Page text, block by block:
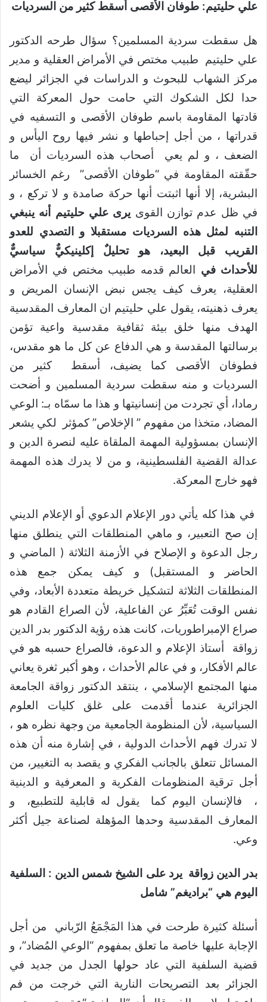
علي حليتيم: طوفان الأقصى أسقط كثير من السرديات
هل سقطت سردية المسلمين؟ سؤال طرحه الدكتور
علي حليتيم طبيب مختص في الأمراض العقلية و مدير
مركز الشهاب للبحوث و الدراسات في الجزائر ليضع
حدا لكل الشكوك التي حامت حول المعركة التي
قادتها المقاومة باسم طوفان الأقصى و التسفيه في
قدراتها ، من أجل إحباطها و نشر فيها روح اليأس و
الضعف ، و لم يعي أصحاب هذه السرديات أن ما
حقّقته المقاومة في “طوفان الأقصى” رغم الخسائر
البشرية، إلا أنها اثبتت أنها حركة صامدة و لا تركع ، و
في ظل عدم توازن القوى يرى علي حليتيم أنه ينبغي
التنبه لمثل هذه السرديات مستقبلا و التصدي للعدو
القريب قبل البعيد، هو تحليلٌ
إكلينيكيٌّ سياسيٌّ
للأحداث في العالم قدمه طبيب مختص في الأمراض
العقلية، يعرف كيف يجس نبض الإنسان المريض و
يعرف ذهنيته، يقول علي حليتيم ان المعارف المقدسية
الهدف منها خلق بيئة ثقافية مقدسية واعية تؤمن
برسالتها المقدسة و هي الدفاع عن كل ما هو مقدس،
فطوفان الأقصى كما يضيف، أسقط كثير من
السرديات و منه سقطت سردية المسلمين و أضحت
رمادا، أي تجردت من إنسانيتها و هذا ما سمّاه بـ: الوعي
المضاد، متخذا من مفهوم ” الإخلاص” كمؤثر لكي يشعر
الإنسان بمسؤولية المهمة الملقاة عليه لنصرة الدين و
عدالة القضية الفلسطينية، و من لا يدرك هذه المهمة
فهو خارج المعركة.
في هذا كله يأتي دور الإعلام الدعوي أو الإعلام الديني
إن صح التعبير، و ماهي المنطلقات التي ينطلق منها
رجل الدعوة و الإصلاح في الأزمنة الثلاثة ( الماضي و
الحاضر و المستقبل) و كيف يمكن جمع هذه
المنطلقات الثلاثة لتشكيل خريطة متعددة الأبعاد، وفي
نفس الوقت تُعَبِّرُ عن الفاعلية، لأن الصراع القادم هو
صراع الإمبراطوريات، كانت هذه رؤية الدكتور بدر الدين
زواقة أستاذ الإعلام و الدعوة، فالصراع حسبه هو في
عالم الأفكار، و في عالم الأحداث ، وهو أكبر ثغرة يعاني
منها المجتمع الإسلامي ، ينتقد الدكتور زواقة الجامعة
الجزائرية عندما أقدمت على غلق كليات العلوم
السياسية، لأن المنظومة الجامعية من وجهة نظره هو ،
لا تدرك فهم الأحداث الدولية ، في إشارة منه أن هذه
المسائل تتعلق بالجانب الفكري و يقصد به التغيير، من
أجل ترقية المنظومات الفكرية و المعرفية و الدينية
، فالإنسان اليوم كما يقول له قابلية للتطبيع، و
المعارف المقدسية وحدها المؤهلة لصناعة جيل أكثر
وعي.
بدر الدين زواقة يرد على الشيخ شمس الدين : السلفية
اليوم هي “براديغم” شامل
أسئلة كثيرة طرحت في هذا المَجْمَعُ الرّباني من أجل
الإجابة عليها خاصة ما تعلق بمفهوم “الوعي المُضاد”، و
قضية السلفية التي عاد حولها الجدل من جديد في
الجزائر بعد التصريحات النارية التي خرجت من فم